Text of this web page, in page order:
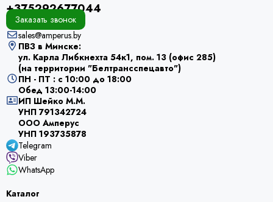
+375292677044
Заказать звонок
sales@amperus.by
ПВЗ в Минске:
ул. Карла Либкнехта 54к1, пом. 13 (офис 285)
(на территории "Белтрансспецавто")
ПН - ПТ : с 10:00 до 18:00
Обед 13:00-14:00
ИП Шейко М.М.
УНП 791342724
ООО Амперус
УНП 193735878
Telegram
Viber
WhatsApp
Каталог